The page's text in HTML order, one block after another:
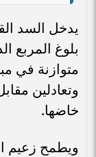
يدخل السد
بلوغ المربع
متوازنة في
خاضها.
ويطمح زعيم